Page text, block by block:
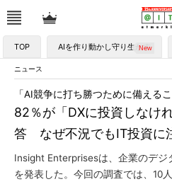
TOP AIを作り動かし守り生かす
ニュース
82％が「DXに投資しなけ
答 なぜ不況でもIT投資に
「AI競争に打ち勝つために備える
Insight Enterprisesは、企業のデジ
を発表した。今回の調査では、10